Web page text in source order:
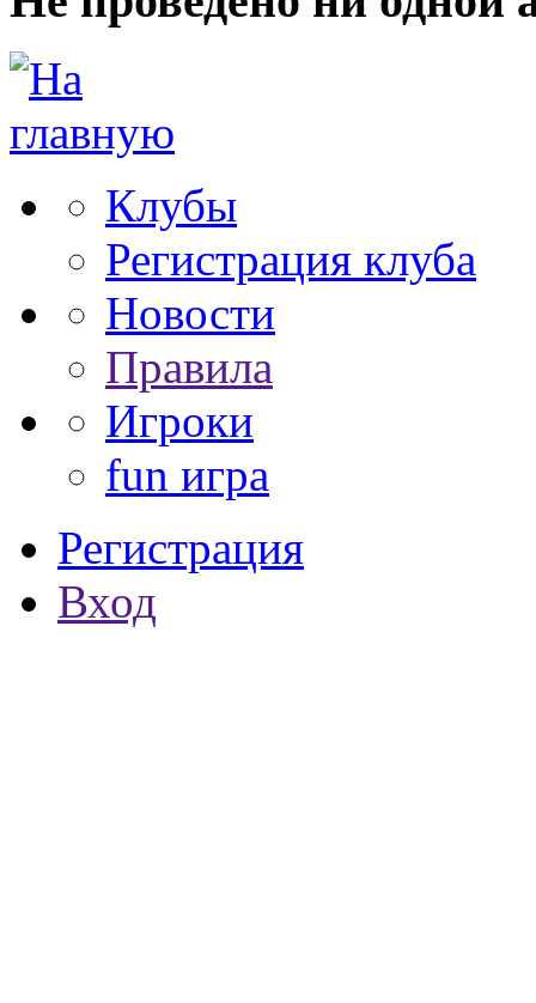
Клубы
Регистрация клуба
Новости
Правила
Игроки
fun игра
Регистрация
Вход